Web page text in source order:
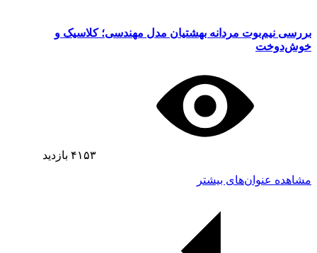
بررسی نیم‌بوت مردانه بهشتیان مدل مهندسی؛ کلاسیک و
خوش‌دوخت
۴۱۵۳ بازدید
مشاهده عنوان‌های بیشتر